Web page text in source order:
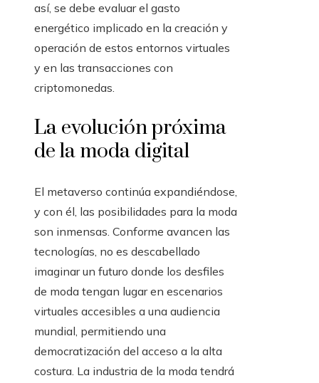
así, se debe evaluar el gasto
energético implicado en la creación y
operación de estos entornos virtuales
y en las transacciones con
criptomonedas.
La evolución próxima
de la moda digital
El metaverso continúa expandiéndose,
y con él, las posibilidades para la moda
son inmensas. Conforme avancen las
tecnologías, no es descabellado
imaginar un futuro donde los desfiles
de moda tengan lugar en escenarios
virtuales accesibles a una audiencia
mundial, permitiendo una
democratización del acceso a la alta
costura. La industria de la moda tendrá